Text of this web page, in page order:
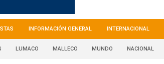
INFORMACIÓN GENERAL INTERNACIONAL
LUMACO MALLECO MUNDO NACIONAL